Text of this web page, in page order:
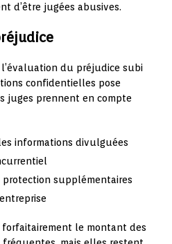
d’être jugées abusives.
du préjudice subi
confidentielles pose
juges prennent en compte
informations divulguées
protection supplémentaires
le montant des